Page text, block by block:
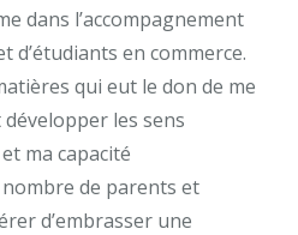
dans l’accompagnement
d’étudiants en commerce.
qui eut le don de me
les sens
ma capacité
de parents et
d’embrasser une